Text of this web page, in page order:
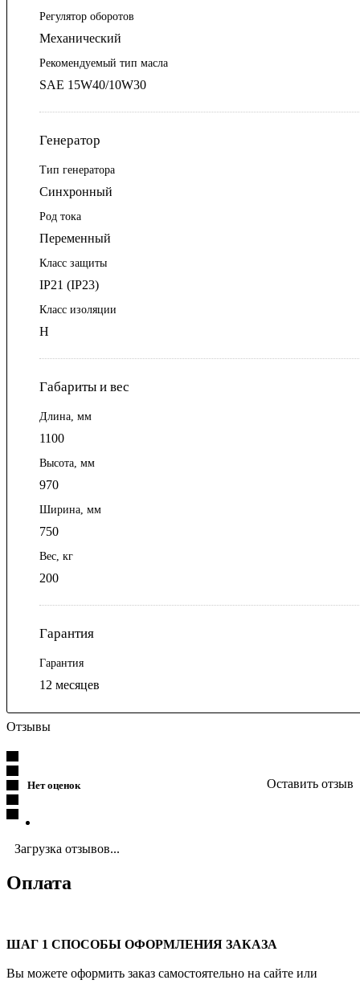
Регулятор оборотов
Механический
Рекомендуемый тип масла
SAE 15W40/10W30
Генератор
Тип генератора
Синхронный
Род тока
Переменный
Класс защиты
IP21 (IP23)
Класс изоляции
Н
Габариты и вес
Длина, мм
1100
Высота, мм
970
Ширина, мм
750
Вес, кг
200
Гарантия
Гарантия
12 месяцев
Отзывы
Нет оценок Оставить отзыв
Загрузка отзывов...
Оплата
ШАГ 1 СПОСОБЫ ОФОРМЛЕНИЯ ЗАКАЗА
Вы можете оформить заказ самостоятельно на сайте или